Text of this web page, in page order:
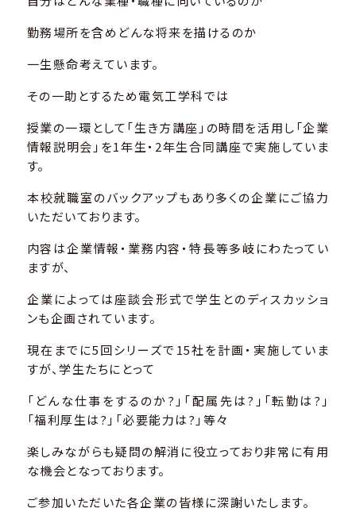
勤務場所を含めどんな将来を描けるのか
一生懸命考えています。
その一助とするため電気工学科では
授業の一環として「生き方講座」の時間を活用し「企業
情報説明会」を1年生・2年生合同講座で実施していま
す。
本校就職室のバックアップもあり多くの企業にご協力
いただいております。
内容は企業情報・業務内容・特長等多岐にわたってい
ますが、
企業によっては座談会形式で学生とのディスカッショ
ンも企画されています。
現在までに5回シリーズで15社を計画・実施していま
すが、学生たちにとって
「どんな仕事をするのか?」「配属先は?」「転勤は?」
「福利厚生は?」「必要能力は?」等々
楽しみながらも疑問の解消に役立っており非常に有用
な機会となっております。
ご参加いただいた各企業の皆様に深謝いたします。